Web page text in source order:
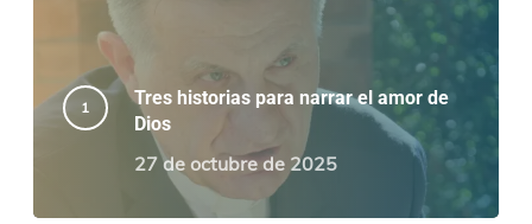
Tres historias para narrar el amor de
Dios
27 de octubre de 2025